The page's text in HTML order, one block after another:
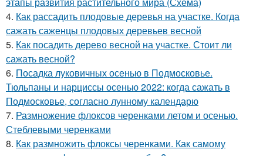
4. Как рассадить плодовые деревья на участке. Когда
сажать саженцы плодовых деревьев весной
5. Как посадить дерево весной на участке. Стоит ли
сажать весной?
6. Посадка луковичных осенью в Подмосковье.
Тюльпаны и нарциссы осенью 2022: когда сажать в
Подмосковье, согласно лунному календарю
7. Размножение флоксов черенками летом и осенью.
Стеблевыми черенками
8. Как размножить флоксы черенками. Как самому